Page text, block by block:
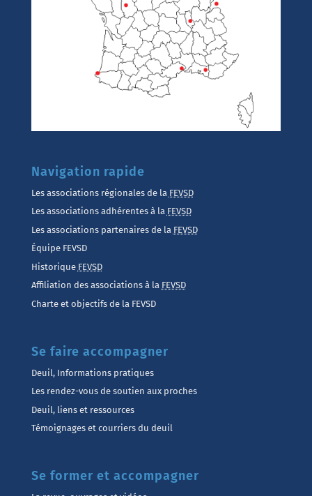
Navigation rapide
Les associations régionales de la FEVSD
Les associations adhérentes à la FEVSD
Les associations partenaires de la FEVSD
Équipe FEVSD
Historique FEVSD
Affiliation des associations à la FEVSD
Charte et objectifs de la FEVSD
Se faire accompagner
Deuil, Informations pratiques
Les rendez-vous de soutien aux proches
Deuil, liens et ressources
Témoignages et courriers du deuil
Se former et accompagner